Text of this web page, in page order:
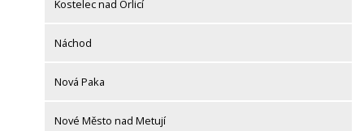
Kostelec nad Orlicí
Náchod
Nová Paka
Nové Město nad Metují